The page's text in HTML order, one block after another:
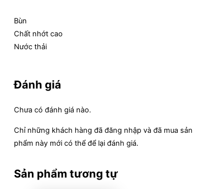
Bùn
Chất nhớt cao
Nước thải
Đánh giá
Chưa có đánh giá nào.
Chỉ những khách hàng đã đăng nhập và đã mua sản
phẩm này mới có thể để lại đánh giá.
Sản phẩm tương tự